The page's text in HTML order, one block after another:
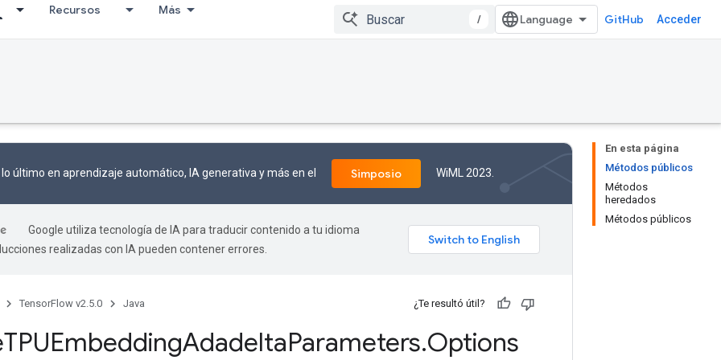
Recursos Más
/ GitHub Acceder
En esta página
Métodos públicos
Métodos
heredados
Métodos públicos
último en aprendizaje automático, IA generativa y más en el Simposio WiML 2023.
Google utiliza tecnología de IA para traducir contenido a tu idioma
realizadas con IA pueden contener errores.
TensorFlow v2.5.0 Java ¿Te resultó útil?
TPUEmbeddingAdadeltaParameters.Options